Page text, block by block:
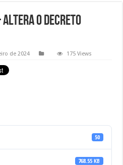
O DECRETO
de 2024 175 Views
50
768.55 KB